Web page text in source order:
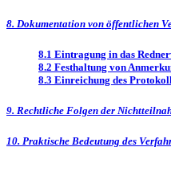
8. Dokumentation von öffentlichen
8.1 Eintragung in das
8.2 Festhaltung von
8.3 Einreichung des
9. Rechtliche Folgen der
10. Praktische Bedeutung des